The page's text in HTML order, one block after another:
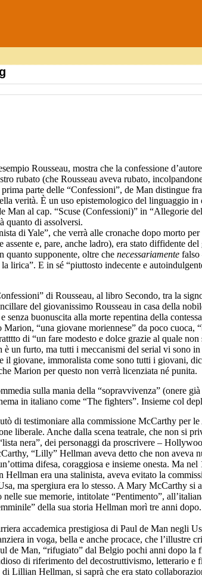
Rousseau, mostra che la confessione
rubato (che Rousseau aveva rubato,
parte delle “Confessioni”, de Man distingue
verità. È un uso epistemologico del linguaggio
Man al cap. “Scuse (Confessioni)” in “Allegorie
quanto di assolversi.
di Yale”, che verrà alle cronache dopo morto
e, pare, anche ladro), era stato diffidente
quanto supponente, oltre chenecessariamente falso
lirica”. E in sé “piuttosto indecente e
di Rousseau, al libro Secondo, tra la
del giovanissimo Rousseau in casa della
buonuscita alla morte repentina della
“una giovane moriennese” da poco cuoca,
di “un fare modesto e dolce grazie al quale
un furto, ma tutti i meccanismi del serial vi sono
il giovane, immoralista come sono tutti i giovani,
Marion per questo non verrà licenziata né punita.
sulla mania della “sopravvivenza” (onere
in italiano come “The fighters”. Insieme col
di testimoniare alla commissione McCarthy per
liberale. Anche dalla scena teatrale, che non si
nera”, dei personaggi da proscrivere –
“Lilly” Hellman aveva detto che non aveva
difesa, coraggiosa e insieme onesta. Ma
era una stalinista, aveva evitato la
ma spergiura era lo stesso. A Mary McCarthy si
sue memorie, intitolate “Pentimento”,
della sua storia Hellman morì tre anni dopo.
accademica prestigiosa di Paul de Man negli
in voga, bella e anche procace, che l’illustre
de Man, “rifugiato” dal Belgio pochi anni dopo la
di riferimento del decostruttivismo, letterario
Lillian Hellman, si saprà che era stato